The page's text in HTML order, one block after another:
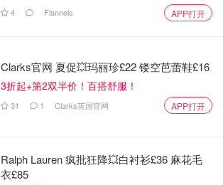
4 Flannels APP打开
Clarks官网 夏促💥玛丽珍£22 镂空芭蕾鞋£16
3折起+第2双半价！百搭舒服！
31 1 Clarks英国官网 APP打开
Ralph Lauren 疯批狂降💥白衬衫£36 麻花毛
衣£85